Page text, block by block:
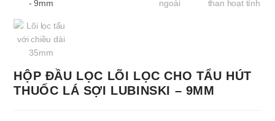
HỘP ĐẦU LỌC LÕI LỌC CHO TẨU HÚT
THUỐC LÁ SỢI LUBINSKI – 9MM